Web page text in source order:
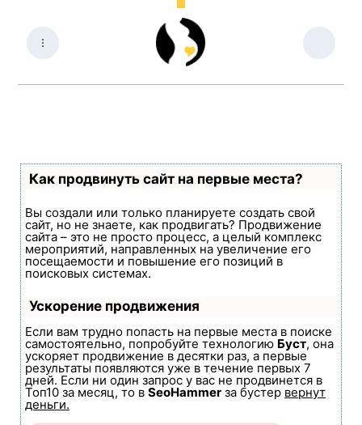
Как продвинуть сайт на первые места?
Вы создали или только планируете создать свой
сайт, но не знаете, как продвигать? Продвижение
сайта – это не просто процесс, а целый комплекс
мероприятий, направленных на увеличение его
посещаемости и повышение его позиций в
поисковых системах.
Ускорение продвижения
Если вам трудно попасть на первые места в поиске
самостоятельно, попробуйте технологию Буст, она
ускоряет продвижение в десятки раз, а первые
результаты появляются уже в течение первых 7
дней. Если ни один запрос у вас не продвинется в
Топ10 за месяц, то в SeoHammer за бустер вернут
деньги.